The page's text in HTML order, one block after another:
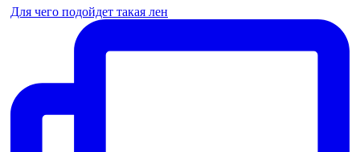
Для чего подойдет такая лен